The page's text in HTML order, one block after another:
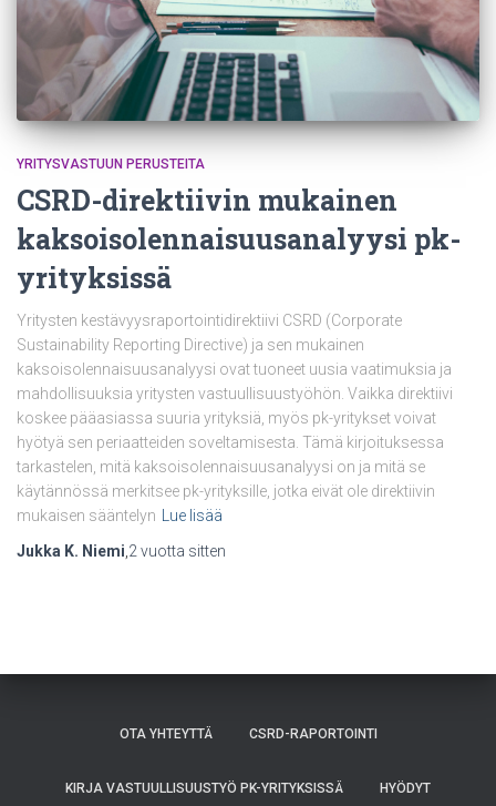
YRITYSVASTUUN PERUSTEITA
CSRD-direktiivin mukainen
kaksoisolennaisuusanalyysi pk-
yrityksissä
Yritysten kestävyysraportointidirektiivi CSRD (Corporate
Sustainability Reporting Directive) ja sen mukainen
kaksoisolennaisuusanalyysi ovat tuoneet uusia vaatimuksia ja
mahdollisuuksia yritysten vastuullisuustyöhön. Vaikka direktiivi
koskee pääasiassa suuria yrityksiä, myös pk-yritykset voivat
hyötyä sen periaatteiden soveltamisesta. Tämä kirjoituksessa
tarkastelen, mitä kaksoisolennaisuusanalyysi on ja mitä se
käytännössä merkitsee pk-yrityksille, jotka eivät ole direktiivin
mukaisen sääntelyn
Lue lisää
Jukka K. Niemi 2 vuotta sitten
OTA YHTEYTTÄ CSRD-RAPORTOINTI
KIRJA VASTUULLISUUSTYÖ PK-YRITYKSISSÄ HYÖDYT